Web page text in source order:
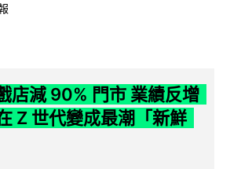
店減 90% 門市 業績反增
Z 世代變成最潮「新鮮